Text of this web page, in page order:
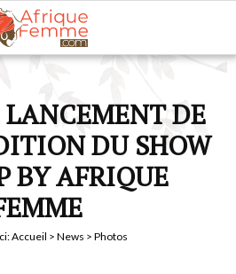
LANCEMENT DE
DU SHOW
BY AFRIQUE
Accueil > News > Photos